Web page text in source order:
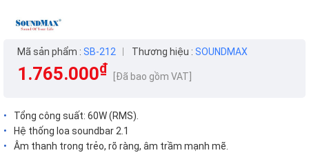
Mã sản phẩm : SB-212 Thương hiệu : SOUNDMAX
1.765.000₫ [Đã bao gồm VAT]
Tổng công suất: 60W (RMS).
Hệ thống loa soundbar 2.1
Âm thanh trong trẻo, rõ ràng, âm trầm mạnh mẽ.